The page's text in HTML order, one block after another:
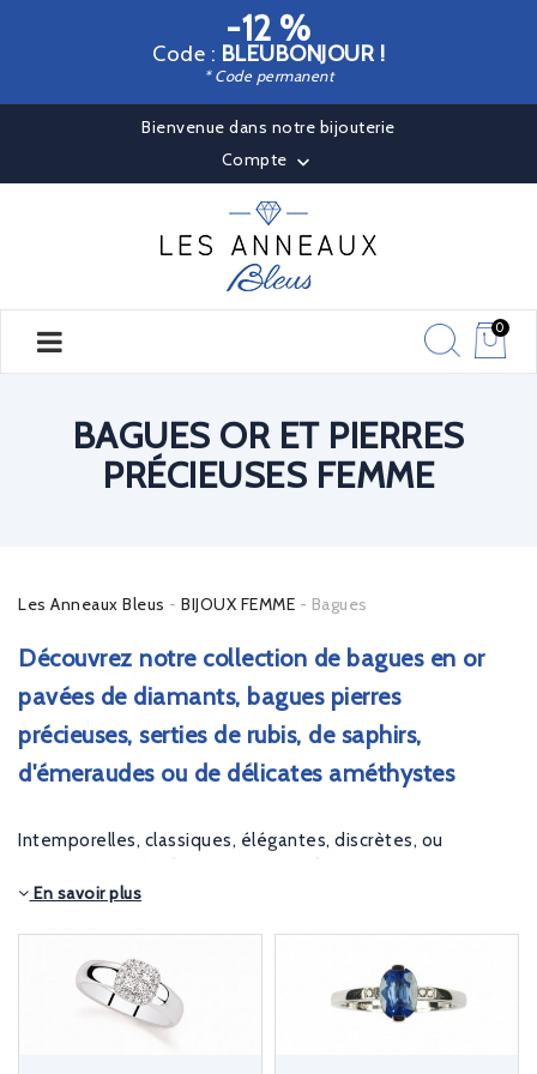
-12 %
Code : BLEUBONJOUR !
* Code permanent
Bienvenue dans notre bijouterie
Compte 
0
BAGUES OR ET PIERRES
PRÉCIEUSES FEMME
Les Anneaux Bleus BIJOUX FEMME Bagues
Découvrez notre collection de bagues en or
pavées de diamants, bagues pierres
précieuses, serties de rubis, de saphirs,
d'émeraudes ou de délicates améthystes
Intemporelles, classiques, élégantes, discrètes, ou
proposons sont toutes plus belles les unes que les autres !
avec unebague en or
Elégantes et féminines, nos bagues en or vous sublimeront
En savoir plus